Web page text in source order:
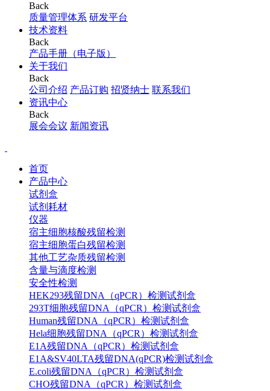
Back
质量管理体系 研发平台
技术资料
Back
产品手册（电子版）
关于我们
Back
公司介绍 产品订购 招贤纳士 联系我们
资讯中心
Back
展会会议 新闻资讯
首页
产品中心
试剂盒
试剂耗材
仪器
宿主细胞核酸残留检测
宿主细胞蛋白残留检测
其他工艺杂质残留检测
含量与滴度检测
安全性检测
HEK293残留DNA（qPCR）检测试剂盒
293T细胞残留DNA（qPCR）检测试剂盒
Human残留DNA（qPCR）检测试剂盒
Hela细胞残留DNA（qPCR）检测试剂盒
E1A残留DNA（qPCR）检测试剂盒
E1A&SV40LTA残留DNA(qPCR)检测试剂盒
E.coli残留DNA（qPCR）检测试剂盒
CHO残留DNA（qPCR）检测试剂盒